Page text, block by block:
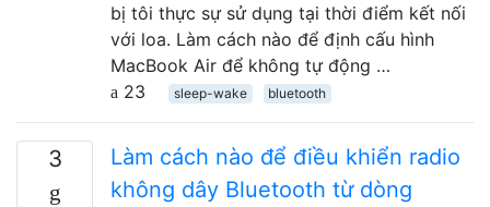
bị tôi thực sự sử dụng tại thời điểm kết nối
với loa. Làm cách nào để định cấu hình
MacBook Air để không tự động …
23
sleep-wake bluetooth
3
Làm cách nào để điều khiển radio
không dây Bluetooth từ dòng